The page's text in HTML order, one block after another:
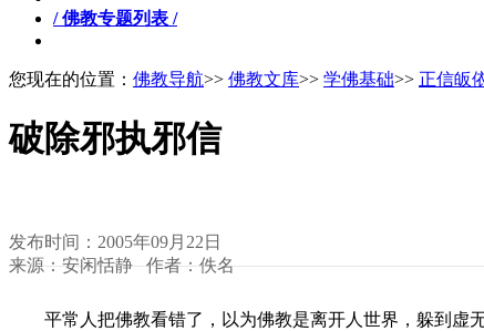
/ 佛教专题列表 /
您现在的位置： 佛教导航>> 佛教文库>> 学佛基础>> 正信皈
破除邪执邪信
发布时间：2005年09月22日
来源：安闲恬静 作者：佚名
平常人把佛教看错了，以为佛教是离开人世界，躲到虚无